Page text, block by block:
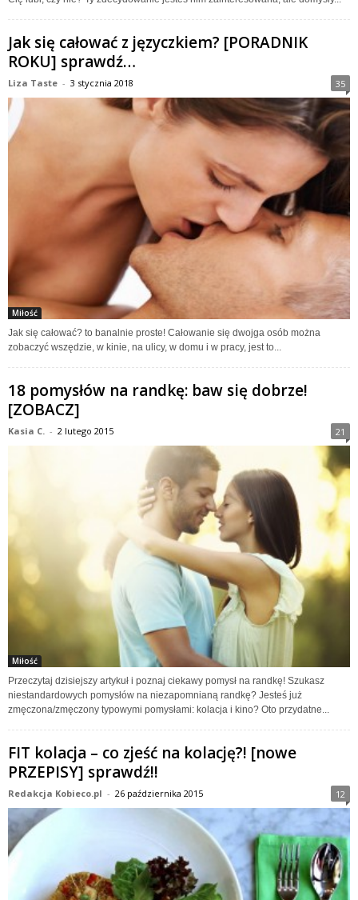
Jak się całować z języczkiem? [PORADNIK
ROKU] sprawdź…
Liza Taste - 3 stycznia 2018 35
Miłość
Jak się całować? to banalnie proste! Całowanie się dwojga osób można
zobaczyć wszędzie, w kinie, na ulicy, w domu i w pracy, jest to...
18 pomysłów na randkę: baw się dobrze!
[ZOBACZ]
Kasia C. - 2 lutego 2015 21
Miłość
Przeczytaj dzisiejszy artykuł i poznaj ciekawy pomysł na randkę! Szukasz
niestandardowych pomysłów na niezapomnianą randkę? Jesteś już
zmęczona/zmęczony typowymi pomysłami: kolacja i kino? Oto przydatne...
FIT kolacja – co zjeść na kolację?! [nowe
PRZEPISY] sprawdź!!
Redakcja Kobieco.pl - 26 października 2015 12